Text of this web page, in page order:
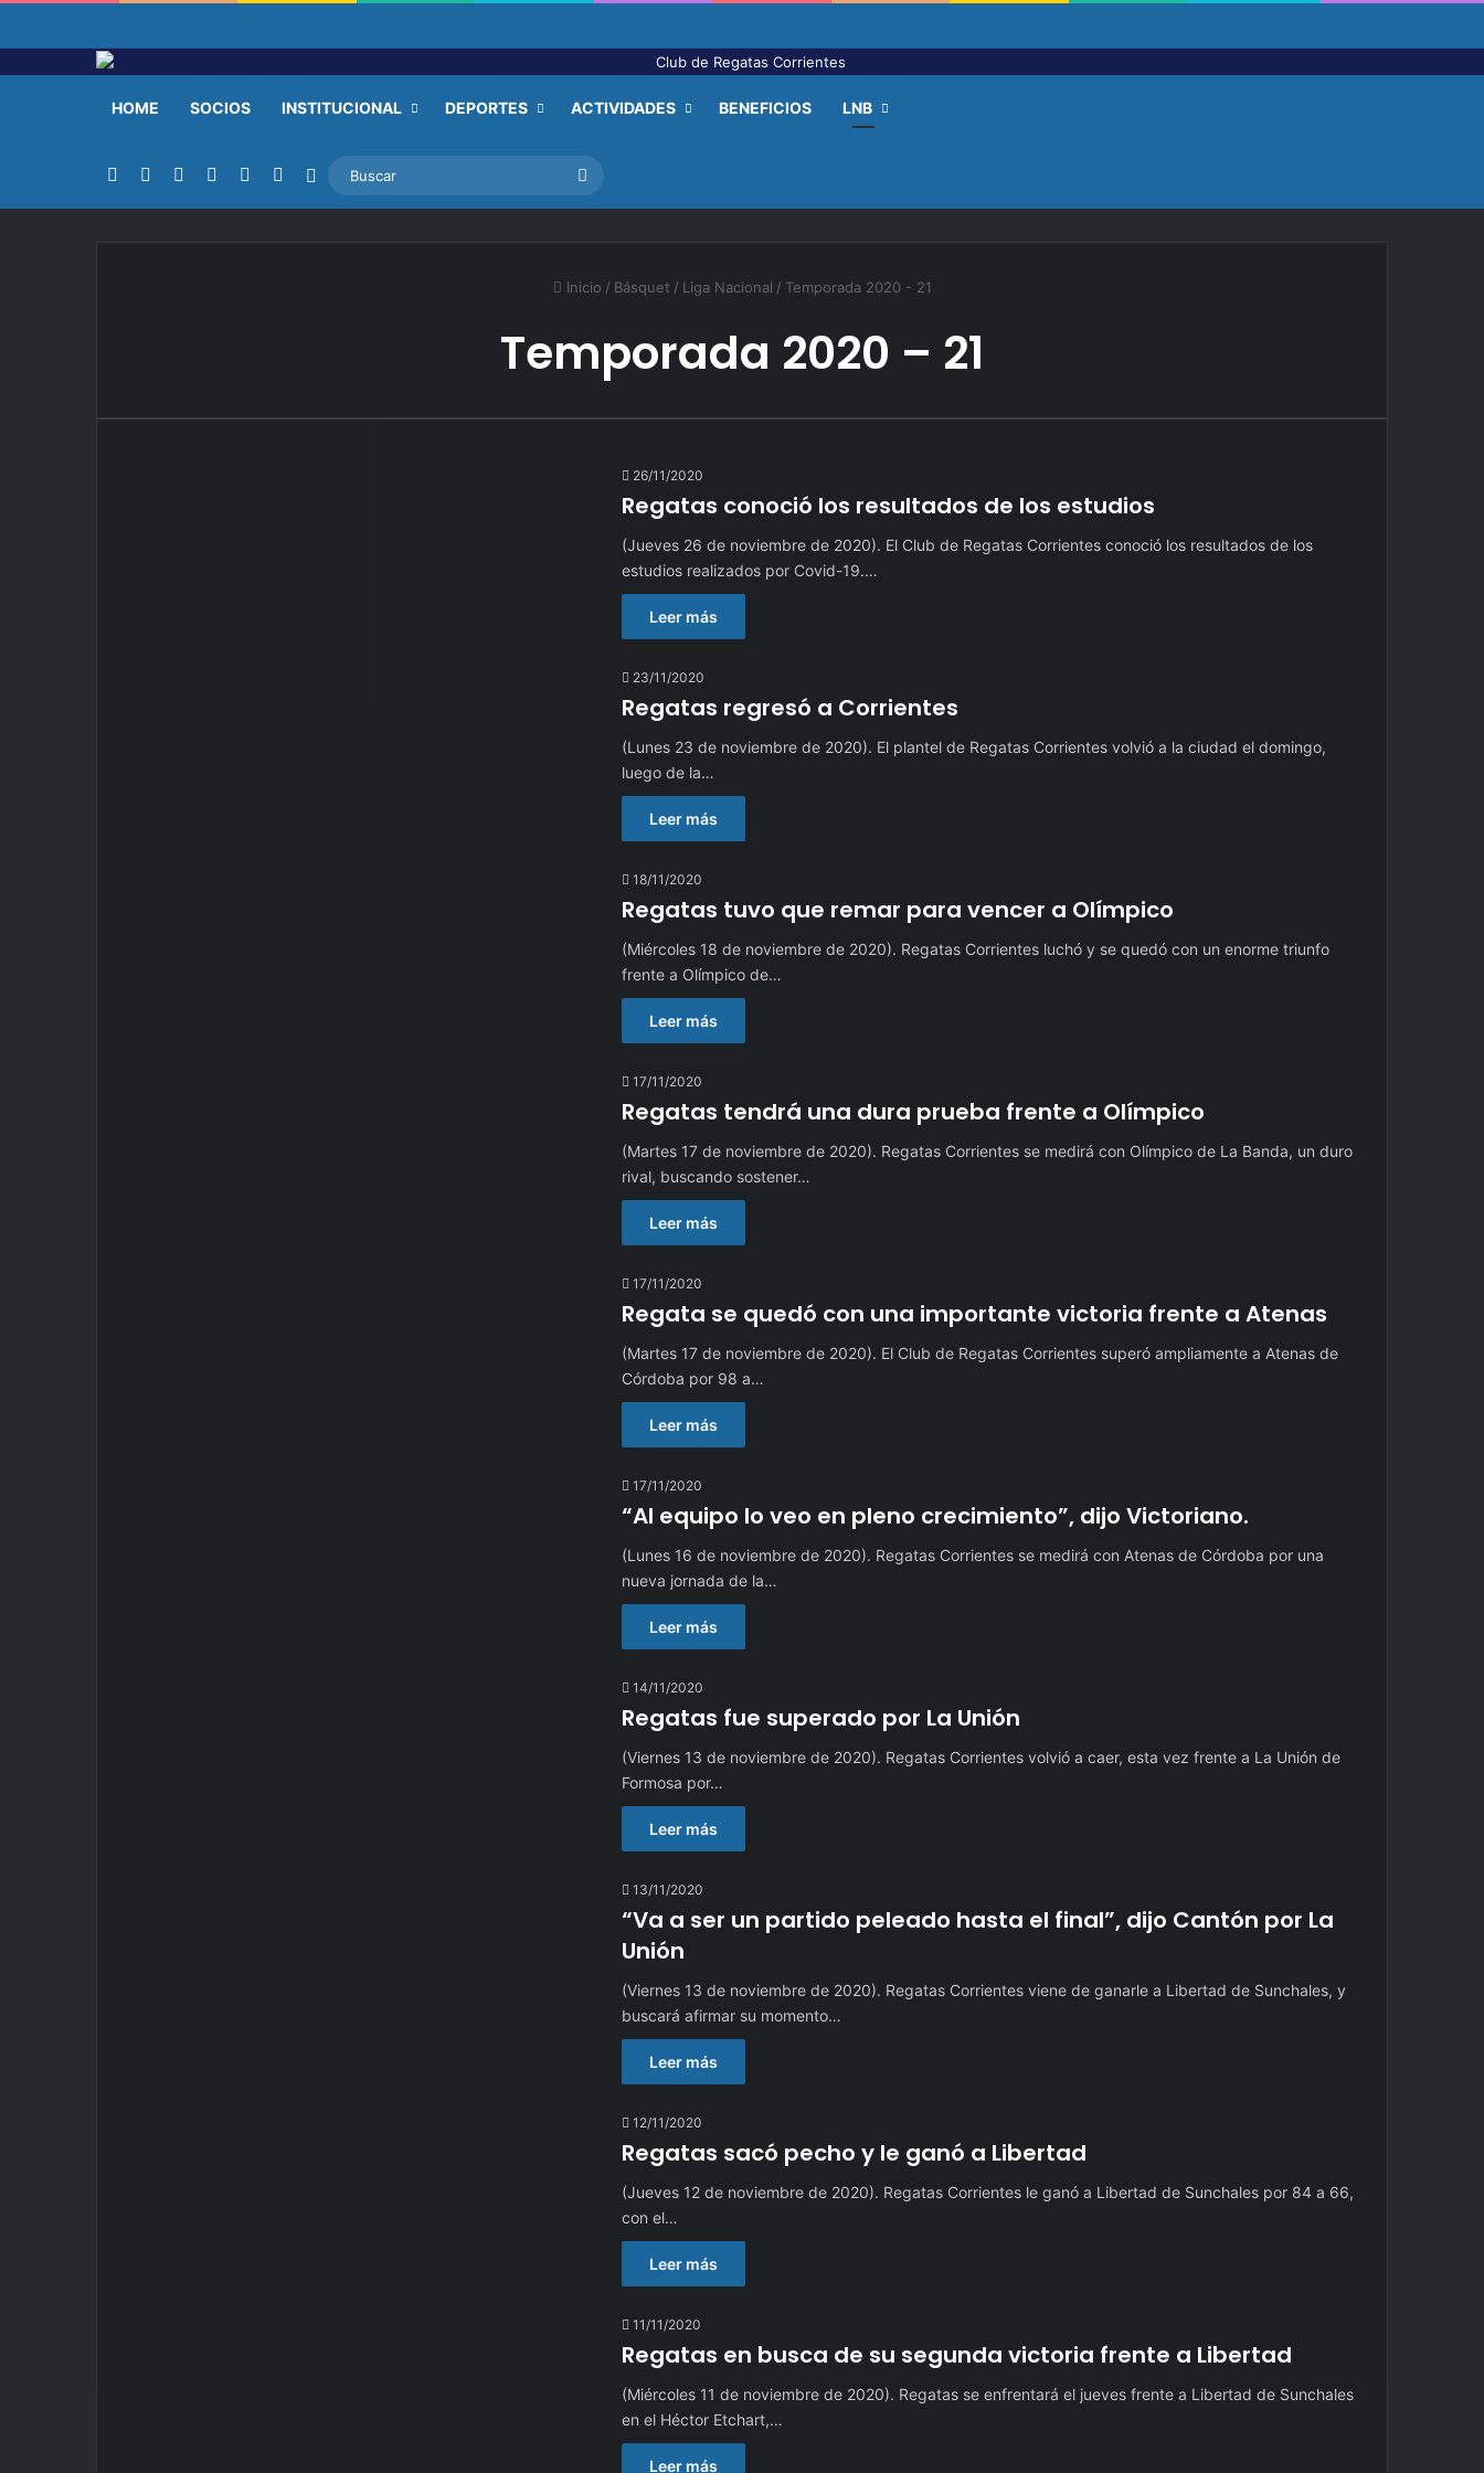
HOME SOCIOS INSTITUCIONAL DEPORTES ACTIVIDADES BENEFICIOS LNB
Facebook YouTubeInstagram
TikTokRSS Switch skin Buscar
Inicio / Básquet / Liga Nacional / Temporada 2020 - 21
Temporada 2020 – 21
26/11/2020
Regatas conoció los resultados de los estudios
(Jueves 26 de noviembre de 2020). El Club de Regatas Corrientes conoció los resultados de los
estudios realizados por Covid-19.…
Leer más
23/11/2020
Regatas regresó a Corrientes
(Lunes 23 de noviembre de 2020). El plantel de Regatas Corrientes volvió a la ciudad el domingo,
luego de la…
Leer más
18/11/2020
Regatas tuvo que remar para vencer a Olímpico
(Miércoles 18 de noviembre de 2020). Regatas Corrientes luchó y se quedó con un enorme triunfo
frente a Olímpico de…
Leer más
17/11/2020
Regatas tendrá una dura prueba frente a Olímpico
(Martes 17 de noviembre de 2020). Regatas Corrientes se medirá con Olímpico de La Banda, un duro
rival, buscando sostener…
Leer más
17/11/2020
Regata se quedó con una importante victoria frente a Atenas
(Martes 17 de noviembre de 2020). El Club de Regatas Corrientes superó ampliamente a Atenas de
Córdoba por 98 a…
Leer más
17/11/2020
“Al equipo lo veo en pleno crecimiento”, dijo Victoriano.
(Lunes 16 de noviembre de 2020). Regatas Corrientes se medirá con Atenas de Córdoba por una
nueva jornada de la…
Leer más
14/11/2020
Regatas fue superado por La Unión
(Viernes 13 de noviembre de 2020). Regatas Corrientes volvió a caer, esta vez frente a La Unión de
Formosa por…
Leer más
13/11/2020
“Va a ser un partido peleado hasta el final”, dijo Cantón por La
Unión
(Viernes 13 de noviembre de 2020). Regatas Corrientes viene de ganarle a Libertad de Sunchales, y
buscará afirmar su momento…
Leer más
12/11/2020
Regatas sacó pecho y le ganó a Libertad
(Jueves 12 de noviembre de 2020). Regatas Corrientes le ganó a Libertad de Sunchales por 84 a 66,
con el…
Leer más
11/11/2020
Regatas en busca de su segunda victoria frente a Libertad
(Miércoles 11 de noviembre de 2020). Regatas se enfrentará el jueves frente a Libertad de Sunchales
en el Héctor Etchart,…
Leer más